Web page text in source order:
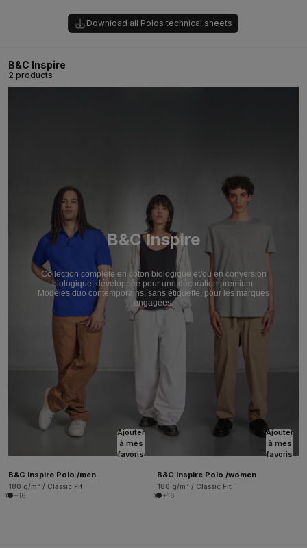
Download all Polos technical sheets
B&C Inspire
2 products
B&C Inspire
Collection complète en coton biologique et/ou en conversion
biologique, développée pour une décoration premium.
Modèles duo contemporains, sans étiquette, pour les marques
engagées.
Ajouter
à mes
favoris
B&C Inspire Polo /men
180 g/m² / Classic Fit
+16
Ajouter
à mes
favoris
B&C Inspire Polo /women
180 g/m² / Classic Fit
+16